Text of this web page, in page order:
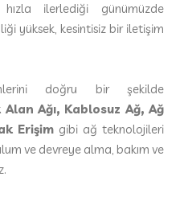
ilerlediği günümüzde
yüksek, kesintisiz bir iletişim
doğru bir şekilde
Ağı, Kablosuz Ağ, Ağ
Erişim gibi ağ teknolojileri
ve devreye alma, bakım ve